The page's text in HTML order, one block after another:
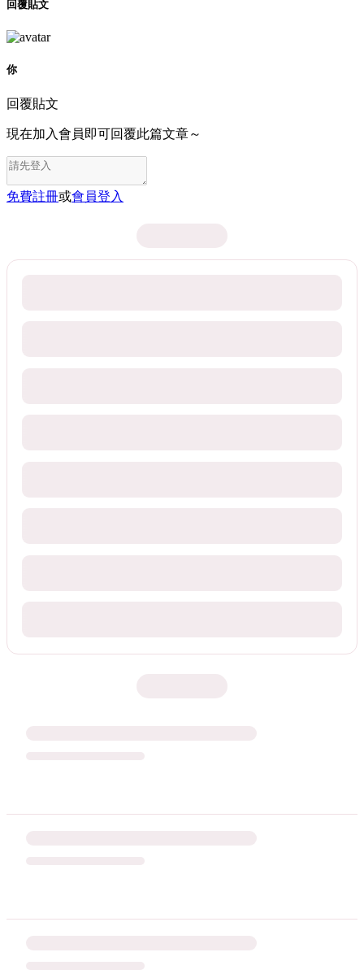
回覆貼文
你
回覆貼文
現在加入會員即可回覆此篇文章～
免費註冊或會員登入